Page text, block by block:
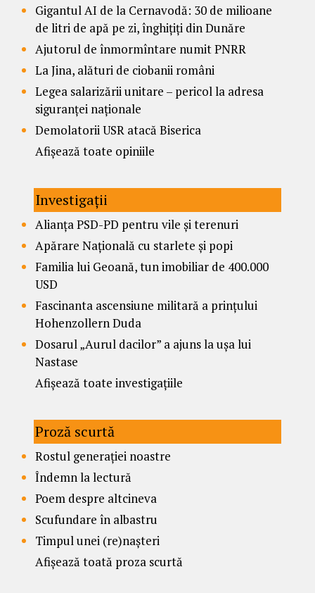
Gigantul AI de la Cernavodă: 30 de milioane
de litri de apă pe zi, înghițiți din Dunăre
Ajutorul de înmormîntare numit PNRR
La Jina, alături de ciobanii români
Legea salarizării unitare – pericol la adresa
siguranței naționale
Demolatorii USR atacă Biserica
Afișează toate opiniile
Investigații
Alianța PSD-PD pentru vile și terenuri
Apărare Națională cu starlete și popi
Familia lui Geoană, tun imobiliar de 400.000
USD
Fascinanta ascensiune militară a prințului
Hohenzollern Duda
Dosarul „Aurul dacilor” a ajuns la ușa lui
Nastase
Afișează toate investigațiile
Proză scurtă
Rostul generației noastre
Îndemn la lectură
Poem despre altcineva
Scufundare în albastru
Timpul unei (re)nașteri
Afișează toată proza scurtă